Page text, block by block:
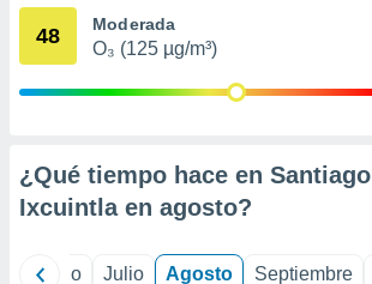
e
publicidad
48 Moderada
O₃ (125 µg/m³)
¿Qué tiempo hace en Santiago
Ixcuintla en agosto?
Junio Julio Agosto Septiembre